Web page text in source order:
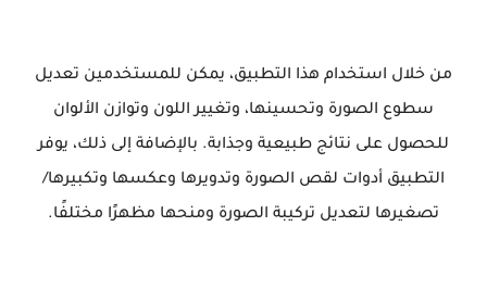
من خلال استخدام هذا التطبيق، يمكن للمستخدمين تعديل
سطوع الصورة وتحسينها، وتغيير اللون وتوازن الألوان
للحصول على نتائج طبيعية وجذابة. بالإضافة إلى ذلك، يوفر
التطبيق أدوات لقص الصورة وتدويرها وعكسها وتكبيرها/
تصغيرها لتعديل تركيبة الصورة ومنحها مظهرًا مختلفًا.